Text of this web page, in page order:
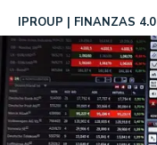
IPROUP FINANZAS 4.0